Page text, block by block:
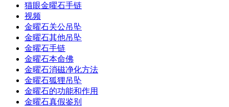
猫眼金曜石手链
视频
金曜石关公吊坠
金曜石其他吊坠
金曜石手链
金曜石本命佛
金曜石消磁净化方法
金曜石狐狸吊坠
金曜石的功能和作用
金曜石真假鉴别